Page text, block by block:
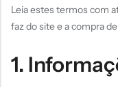
Leia estes termos com
faz do site e a compra
1.